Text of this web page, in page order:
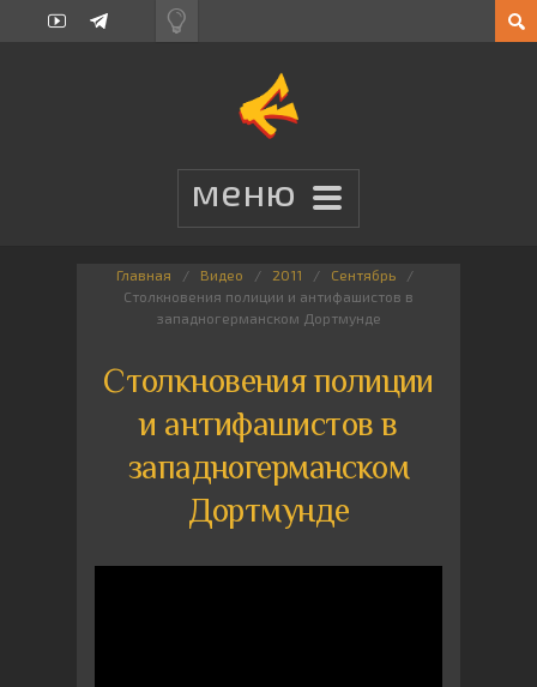
Главная Видео 2011
Сентябрь
Столкновения полиции и антифашистов в
западногерманском Дортмунде
Столкновения полиции
и антифашистов в
западногерманском
Дортмунде